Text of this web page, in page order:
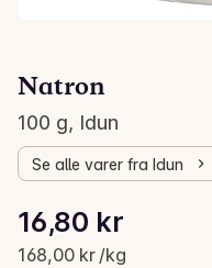
Natron
100 g, Idun
Se alle varer fra Idun
Gjeldende pris er: 16,80
16,80 kr
168,00 kr /kg
Stykkpris: 168,00 kr /kg